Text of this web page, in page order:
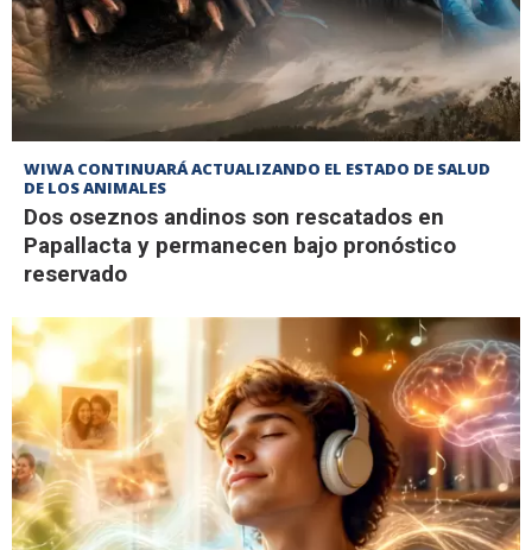
WIWA CONTINUARÁ ACTUALIZANDO EL ESTADO DE SALUD
DE LOS ANIMALES
Dos oseznos andinos son rescatados en
Papallacta y permanecen bajo pronóstico
reservado